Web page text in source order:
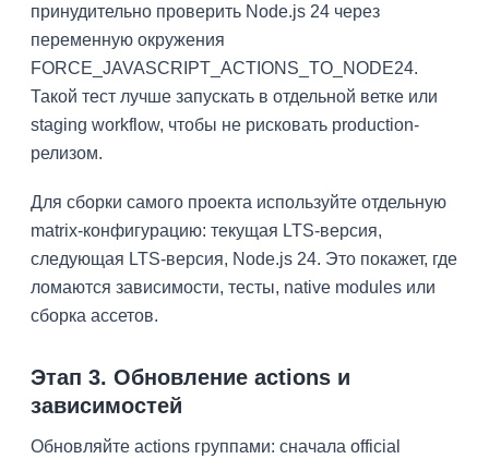
принудительно проверить Node.js 24 через
переменную окружения
FORCE_JAVASCRIPT_ACTIONS_TO_NODE24.
Такой тест лучше запускать в отдельной ветке или
staging workflow, чтобы не рисковать production-
релизом.
Для сборки самого проекта используйте отдельную
matrix-конфигурацию: текущая LTS-версия,
следующая LTS-версия, Node.js 24. Это покажет, где
ломаются зависимости, тесты, native modules или
сборка ассетов.
Этап 3. Обновление actions и
зависимостей
Обновляйте actions группами: сначала official